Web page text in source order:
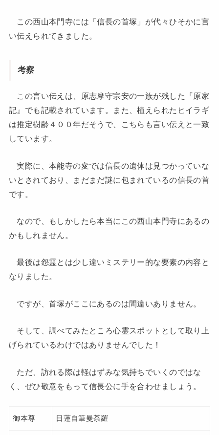
この西山本門寺には「信長の首塚」が代々ひそかに言
い伝えられてきました。
考察
この言い伝えは、原志摩守宗安の一族が残した『原家
記』でも記載されています。また、植えられたヒイラギ
は推定樹齢４００年だそうで、こちらも言い伝えと一致
しています。
実際に、本能寺の変では信長の遺体は見つかっていな
いとされており、まだまだ謎に包まれているの信長の首
です。
なので、もしかしたら本当にこの西山本門寺にあるの
かもしれません。
最後は怨霊とは少し違いミステリー的な要素の内容と
なりました。
ですが、首塚がここにあるのは間違いありません。
そして、調べてみたところ心霊スポットとして取り上
げられているわけではありませんでした！
ただ、訪れる際は軽はずみな気持ちでいくのではな
く、ぜひ敬意をもって信長公に手を合わせましょう。
御本尊 日蓮自筆曼荼羅